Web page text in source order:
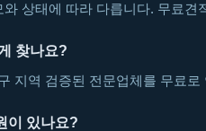
상태에 따라 다릅니다. 무료견
찾나요?
지역 검증된 전문업체를 무료
이 있나요?